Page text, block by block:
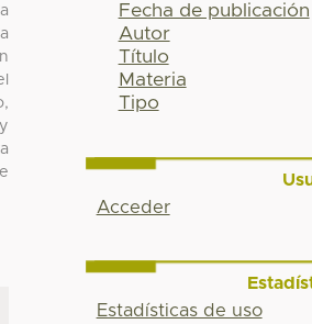
Fecha de publicación
Autor
Título
Materia
Tipo
Acceder
Estadísticas de uso